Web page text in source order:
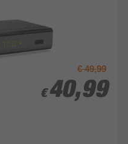
€ 49,99
€ 40,99
€ 40,99